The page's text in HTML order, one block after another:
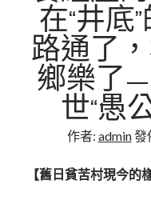
在“井底
路通了
鄉樂了
世“愚
作者: admin發
【舊日貧苦村現今的